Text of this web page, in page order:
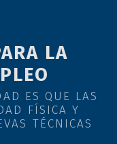
LA
ES QUE LAS
FÍSICA Y
TÉCNICAS